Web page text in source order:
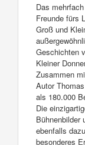
Das
Freunde fürs
Groß und
Geschichten
Kleiner
Zusammen
Autor
als 180.000
Die
Bühnenbilder
ebenfalls
besonderes